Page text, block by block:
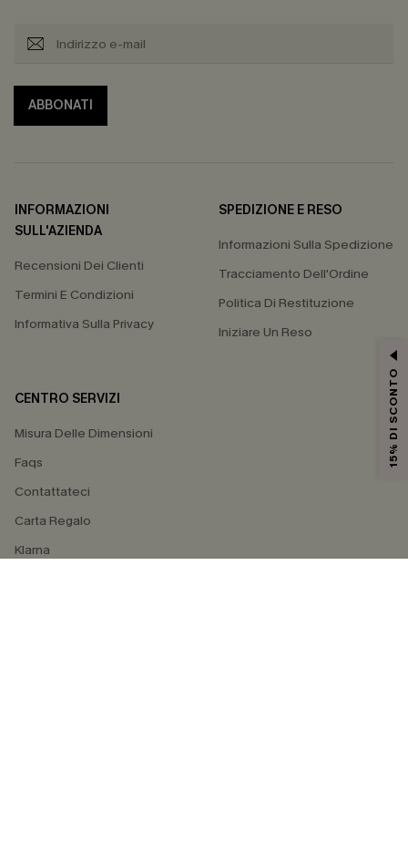
ABBONATI
INFORMAZIONI
SULL'AZIENDA
Recensioni Dei Clienti
Termini E Condizioni
Informativa Sulla Privacy
SPEDIZIONE E RESO
Informazioni Sulla Spedizione
Tracciamento Dell'Ordine
Politica Di Restituzione
Iniziare Un Reso
CENTRO SERVIZI
Misura Delle Dimensioni
Faqs
Contattateci
Carta Regalo
Klarna
15% DI SCONTO